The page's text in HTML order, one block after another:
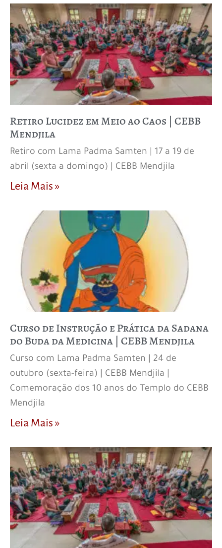
Retiro Lucidez em Meio ao Caos | CEBB
Mendjila
Retiro com Lama Padma Samten | 17 a 19 de
abril (sexta a domingo) | CEBB Mendjila
Leia Mais »
Curso de Instrução e Prática da Sadana
do Buda da Medicina | CEBB Mendjila
Curso com Lama Padma Samten | 24 de
outubro (sexta-feira) | CEBB Mendjila |
Comemoração dos 10 anos do Templo do CEBB
Mendjila
Leia Mais »